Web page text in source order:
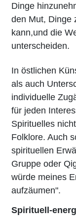
Dinge
den Mut, Dinge
kann,und die
unterscheiden.
In östlichen
als auch
individuelle
für jeden
Spirituelles
Folklore. Auch
spirituellen
Gruppe oder
würde meines
aufzäumen".
Spirituell-